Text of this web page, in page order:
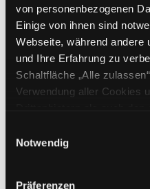
von personenbezogenen
Einige von ihnen sind
Webseite, während andere
und Ihre Erfahrung zu
Schaltfläche „Alle
Verwendung aller Cookies
Cookies von Drittanbietern,
unsicheren Drittländern
ohne adäquates
Notwendig
Präferenzen
Mehr Informationen
Bände